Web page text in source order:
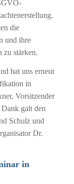
.
die
und ihre
zu stärken.
hat uns erneut
in
Vorsitzender
galt den
Schulz und
Dr.
in